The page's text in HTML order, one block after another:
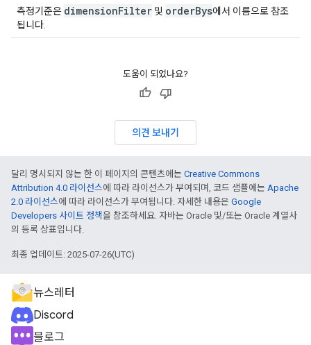
측정기준은 dimensionFilter 및 orderBys에서 이름으로 참조
됩니다.
도움이 되었나요?
의견 보내기
달리 명시되지 않는 한 이 페이지의 콘텐츠에는 Creative Commons
Attribution 4.0 라이선스에 따라 라이선스가 부여되며, 코드 샘플에는 Apache
2.0 라이선스에 따라 라이선스가 부여됩니다. 자세한 내용은 Google
Developers 사이트 정책을 참조하세요. 자바는 Oracle 및/또는 Oracle 계열사
의 등록 상표입니다.
최종 업데이트: 2025-07-26(UTC)
뉴스레터
Discord
블로그